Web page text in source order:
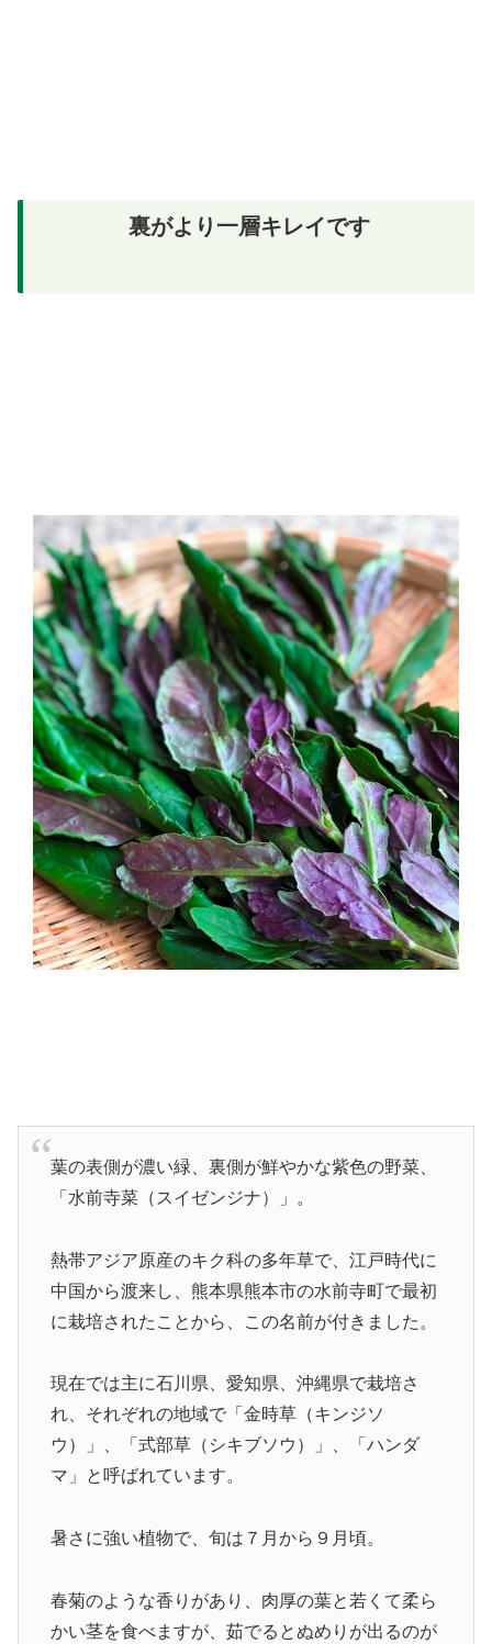
裏がより一層キレイです
葉の表側が濃い緑、裏側が鮮やかな紫色の野菜、
「水前寺菜（スイゼンジナ）」。
熱帯アジア原産のキク科の多年草で、江戸時代に
中国から渡来し、熊本県熊本市の水前寺町で最初
に栽培されたことから、この名前が付きました。
現在では主に石川県、愛知県、沖縄県で栽培さ
れ、それぞれの地域で「金時草（キンジソ
ウ）」、「式部草（シキブソウ）」、「ハンダ
マ」と呼ばれています。
暑さに強い植物で、旬は７月から９月頃。
春菊のような香りがあり、肉厚の葉と若くて柔ら
かい茎を食べますが、茹でるとぬめりが出るのが